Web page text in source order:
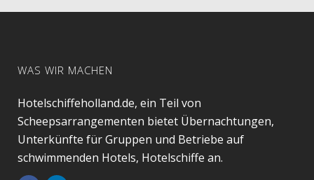
WAS WIR MACHEN
Hotelschiffeholland.de, ein Teil von
Scheepsarrangementen bietet Übernachtungen,
Unterkünfte für Gruppen und Betriebe auf
schwimmenden Hotels, Hotelschiffe an.